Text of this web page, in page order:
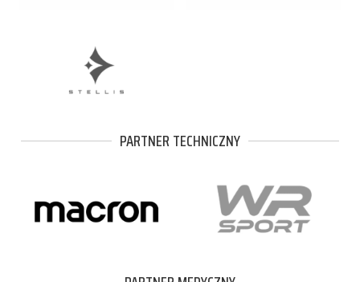
PARTNER TECHNICZNY